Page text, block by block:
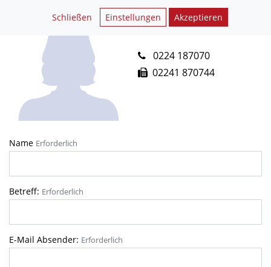
Räumlichkeiten Troisdorf
Räumlichkeiten Troisdorf
0224 187070
02241 870744
Name Erforderlich
Betreff: Erforderlich
E-Mail Absender: Erforderlich
Schließen Einstellungen Akzeptieren